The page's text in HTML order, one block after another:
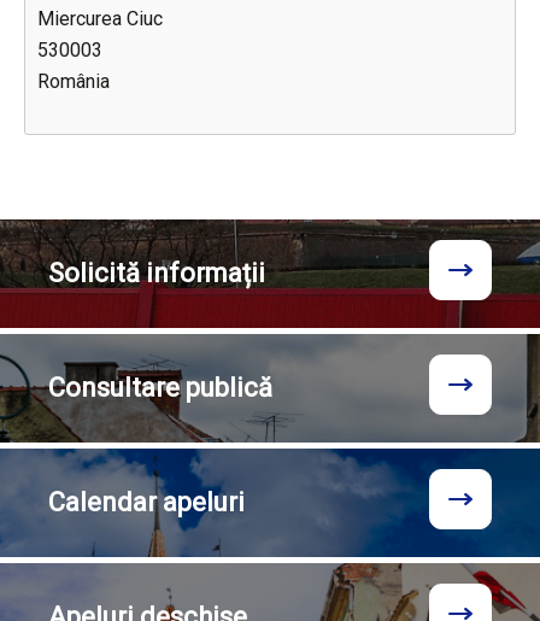
Miercurea Ciuc
530003
România
Solicităinformații
Consultarepublică
Calendarapeluri